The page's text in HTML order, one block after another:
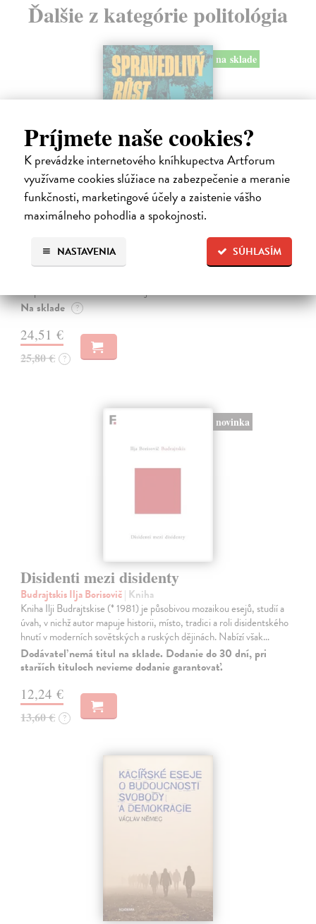
Príjmete naše cookies?
K prevádzke internetového kníhkupectva Artforum
využívame cookies slúžiace na zabezpečenie a meranie
funkčnosti, marketingové účely a zaistenie vášho
maximálneho pohodlia a spokojnosti.
SÚHLASÍM
NASTAVENIA
Ďalšie z kategórie politológia
na sklade
Spravedlivý růst
Prokop Daniel| Kniha
Rovné šance, efektivní reformy a prosperita širší společnosti jako lék
Na sklade ?
24,51 €
25,80 € ?
novinka
Disidenti mezi disidenty
Budrajtskis Ilja Borisovič| Kniha
Kniha Ilji Budrajtskise (* 1981) je působivou mozaikou esejů, studií a
úvah, v nichž autor mapuje historii, místo, tradici a roli disidentského
hnutí v moderních sovětských a ruských dějinách. Nabízí však…
Dodávateľ nemá titul na sklade. Dodanie do 30 dní, pri
starších tituloch nevieme dodanie garantovať.
12,24 €
13,60 € ?